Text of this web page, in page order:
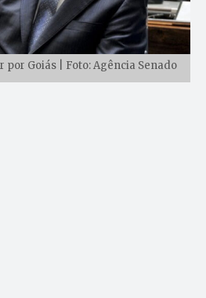
Goiás | Foto: Agência Senado